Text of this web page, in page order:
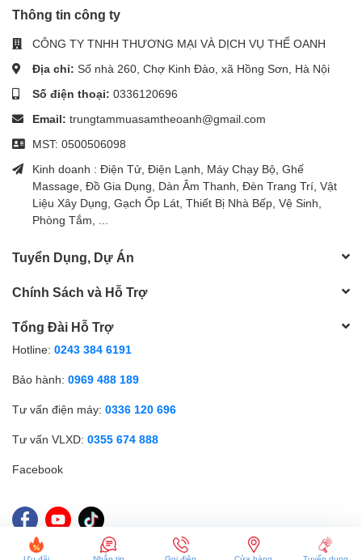
Thông tin công ty
CÔNG TY TNHH THƯƠNG MẠI VÀ DỊCH VỤ THỂ OANH
Địa chỉ: Số nhà 260, Chợ Kinh Đào, xã Hồng Sơn, Hà Nội
Số điện thoại: 0336120696
Email: trungtammuasamtheoanh@gmail.com
MST: 0500506098
Kinh doanh : Điện Tử, Điện Lạnh, Máy Chạy Bộ, Ghế
Massage, Đồ Gia Dụng, Dàn Âm Thanh, Đèn Trang Trí, Vật
Liệu Xây Dụng, Gạch Ốp Lát, Thiết Bị Nhà Bếp, Vệ Sinh,
Phòng Tắm, ...
Tuyển Dụng, Dự Án
Chính Sách và Hỗ Trợ
Tổng Đài Hỗ Trợ
Hotline: 0243 384 6191
Bảo hành: 0969 488 189
Tư vấn điện máy: 0336 120 696
Tư vấn VLXD: 0355 674 888
Facebook
© Bản quyền thuộc về Điện máy Thể Oanh | Cung cấp bởiSapo
Ưu đãi Nhắn tin Gọi điện Cửa hàng Tuyển dụng